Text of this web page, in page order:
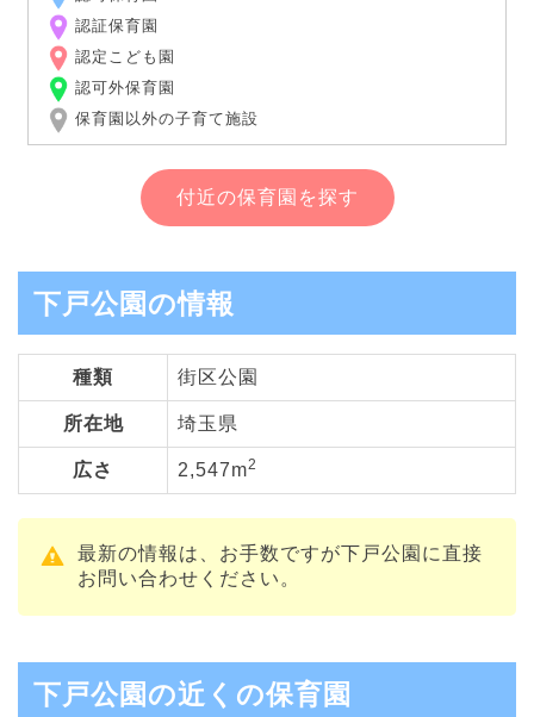
認証保育園
認定こども園
認可外保育園
保育園以外の子育て施設
付近の保育園を探す
下戸公園の情報
種類 街区公園
所在地 埼玉県
広さ 2,547m2
最新の情報は、お手数ですが下戸公園に直接
お問い合わせください。
下戸公園の近くの保育園